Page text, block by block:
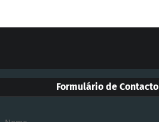
Formulário de Contacto